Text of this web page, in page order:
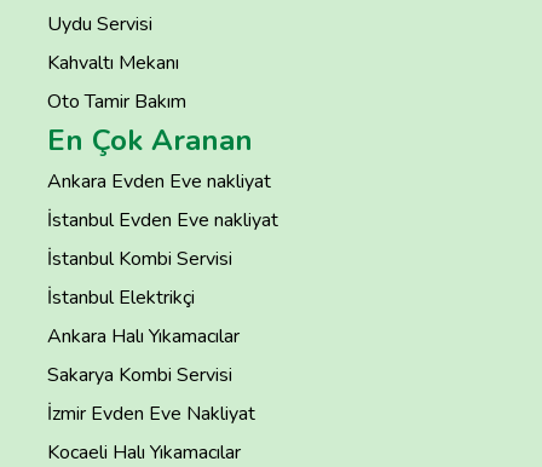
Uydu Servisi
Kahvaltı Mekanı
Oto Tamir Bakım
En Çok Aranan
Ankara Evden Eve nakliyat
İstanbul Evden Eve nakliyat
İstanbul Kombi Servisi
İstanbul Elektrikçi
Ankara Halı Yıkamacılar
Sakarya Kombi Servisi
İzmir Evden Eve Nakliyat
Kocaeli Halı Yıkamacılar